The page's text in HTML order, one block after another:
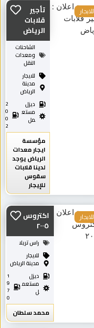
تأجير
قلابات
الرياض
الشاحنات
ومعدات
النقل
للايجار
مدينة
الرياض
ديزل
مستع
مل
مؤسسة
ايجار معدات
الرياض يوجد
لدينا قلابات
سقوس
للإيجار
للايجار
اكتروس
٢٠٠٥
راس تريلا
للايجار
مدينة الرياض
ديزل
مستعم
ل
محمد سلطان
للايجار